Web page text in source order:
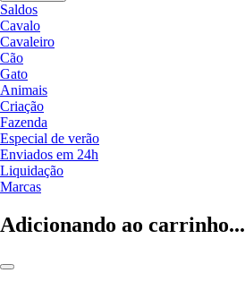
Saldos
Cavalo
Cavaleiro
Cão
Gato
Animais
Criação
Fazenda
Especial de verão
Enviados em 24h
Liquidação
Marcas
Adicionando ao carrinho...